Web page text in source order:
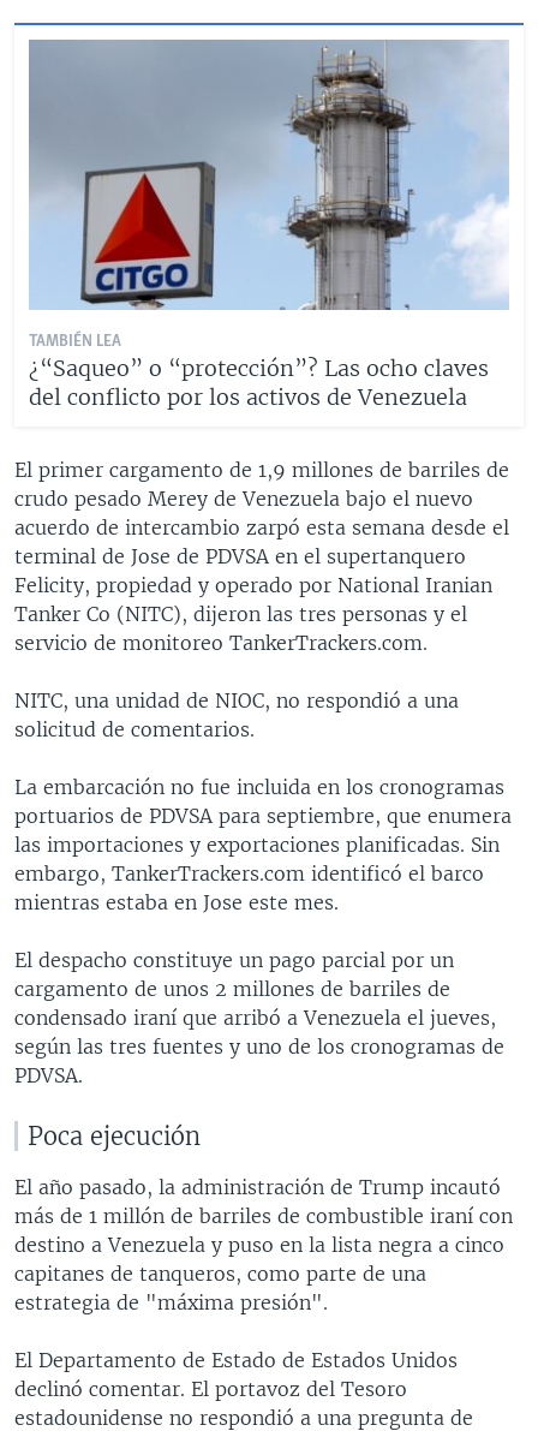
TAMBIÉN LEA
¿“Saqueo” o “protección”? Las ocho claves
del conflicto por los activos de Venezuela
El primer cargamento de 1,9 millones de barriles de
crudo pesado Merey de Venezuela bajo el nuevo
acuerdo de intercambio zarpó esta semana desde el
terminal de Jose de PDVSA en el supertanquero
Felicity, propiedad y operado por National Iranian
Tanker Co (NITC), dijeron las tres personas y el
servicio de monitoreo TankerTrackers.com.
NITC, una unidad de NIOC, no respondió a una
solicitud de comentarios.
La embarcación no fue incluida en los cronogramas
portuarios de PDVSA para septiembre, que enumera
las importaciones y exportaciones planificadas. Sin
embargo, TankerTrackers.com identificó el barco
mientras estaba en Jose este mes.
El despacho constituye un pago parcial por un
cargamento de unos 2 millones de barriles de
condensado iraní que arribó a Venezuela el jueves,
según las tres fuentes y uno de los cronogramas de
PDVSA.
Poca ejecución
El año pasado, la administración de Trump incautó
más de 1 millón de barriles de combustible iraní con
destino a Venezuela y puso en la lista negra a cinco
capitanes de tanqueros, como parte de una
estrategia de "máxima presión".
El Departamento de Estado de Estados Unidos
declinó comentar. El portavoz del Tesoro
estadounidense no respondió a una pregunta de